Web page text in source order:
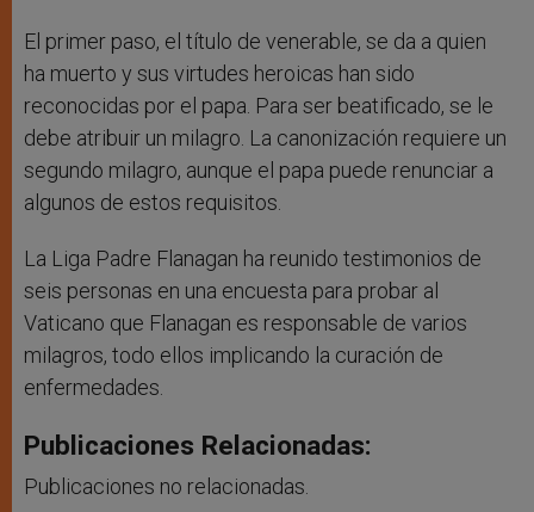
El primer paso, el título de venerable, se da a quien
ha muerto y sus virtudes heroicas han sido
reconocidas por el papa. Para ser beatificado, se le
debe atribuir un milagro. La canonización requiere un
segundo milagro, aunque el papa puede renunciar a
algunos de estos requisitos.
La Liga Padre Flanagan ha reunido testimonios de
seis personas en una encuesta para probar al
Vaticano que Flanagan es responsable de varios
milagros, todo ellos implicando la curación de
enfermedades.
Publicaciones Relacionadas:
Publicaciones no relacionadas.